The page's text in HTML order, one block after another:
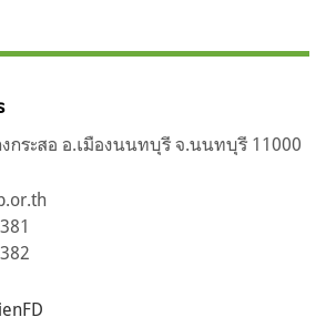
กระสอ อ.เมืองนนทบุรี จ.นนทบุรี 11000